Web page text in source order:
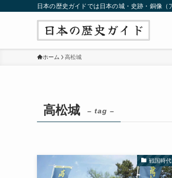
日本の歴史ガイドでは日本の城・史跡・銅像
ホーム 高松城
高松城 – tag –
戦国時代